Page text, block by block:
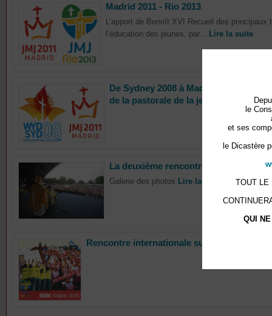
Madrid 2011 - Rio 2013
L’apport de Benoît XVI Recueil des
l’éducation des jeunes, par... Lire la suite
De Sydney 2008 à Madrid 2011 : La
de la pastorale de la jeunesse
La deuxième rencontre de
Galerie des photos Lire la suite
Rencontre internationale sur les JMJ Rio
le
et ses
le Dicastère
TOUT LE
QUI